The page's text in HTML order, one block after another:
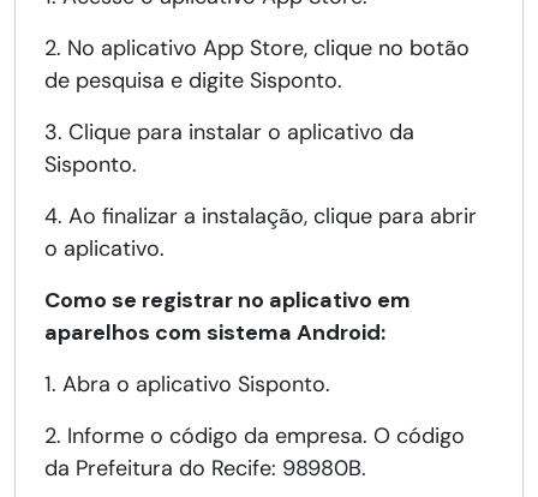
2. No aplicativo App Store, clique no botão
de pesquisa e digite Sisponto.
3. Clique para instalar o aplicativo da
Sisponto.
4. Ao finalizar a instalação, clique para abrir
o aplicativo.
Como se registrar no aplicativo em
aparelhos com sistema Android:
1. Abra o aplicativo Sisponto.
2. Informe o código da empresa. O código
da Prefeitura do Recife: 98980B.